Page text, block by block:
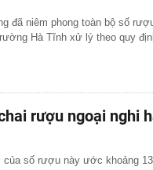
đã niêm phong toàn bộ số
Hà Tĩnh xử lý theo quy
rượu ngoại nghi
của số rượu này ước khoảng